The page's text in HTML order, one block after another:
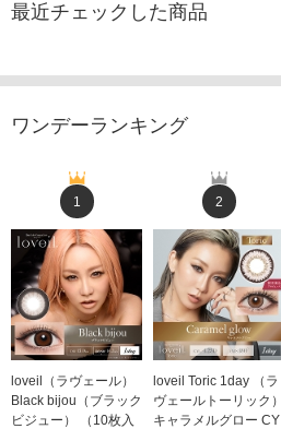
最近チェックした商品
ワンデーランキング
1
loveil（ラヴェール）
Black bijou（ブラック
ビジュー） （10枚入
2
loveil Toric 1day （ラ
ヴェールトーリック）
キャラメルグロー CY